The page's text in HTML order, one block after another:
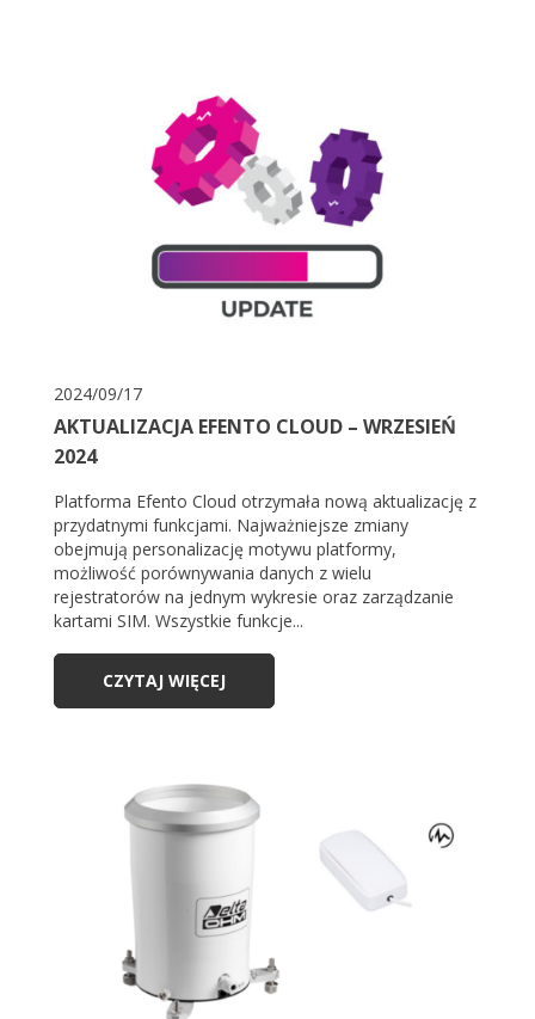
2024/09/17
AKTUALIZACJA EFENTO CLOUD – WRZESIEŃ
2024
Platforma Efento Cloud otrzymała nową aktualizację z
przydatnymi funkcjami. Najważniejsze zmiany
obejmują personalizację motywu platformy,
możliwość porównywania danych z wielu
rejestratorów na jednym wykresie oraz zarządzanie
kartami SIM. Wszystkie funkcje...
CZYTAJ WIĘCEJ